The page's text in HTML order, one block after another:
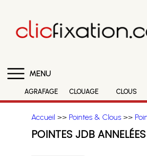
MENU
AGRAFAGE CLOUAGE CLOUS
Accueil >> Pointes & Clous>>
POINTES JDB